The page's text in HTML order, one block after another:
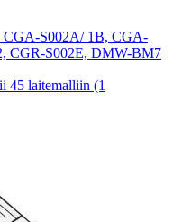
CGA-S002A/ 1B, CGA-
CGR-S002E, DMW-BM7
45 laitemalliin (1